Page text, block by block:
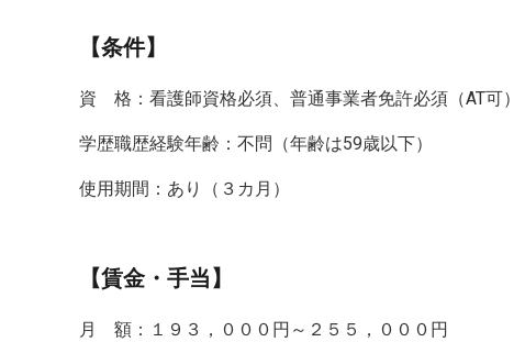
【条件】
資 格：看護師資格必須、普通事業者免許必須（AT可）
学歴職歴経験年齢：不問（年齢は59歳以下）
使用期間：あり（３カ月）
【賃金・手当】
月 額：１９３，０００円～２５５，０００円